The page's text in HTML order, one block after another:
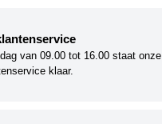
van 09.00 tot 16.00 staat onze
klaar.